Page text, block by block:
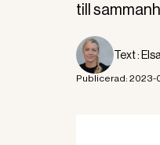
till
Text :
Publicerad: 2023-